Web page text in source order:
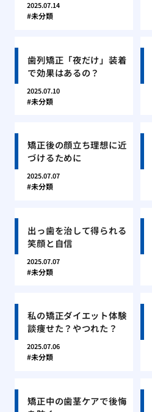
2025.07.14
未分類
歯列矯正「夜だけ」装着
で効果はあるの？
2025.07.10
未分類
矯正後の顔立ち理想に近
づけるために
2025.07.07
未分類
出っ歯を治して得られる
笑顔と自信
2025.07.07
未分類
私の矯正ダイエット体験
談痩せた？やつれた？
2025.07.06
未分類
矯正中の歯茎ケアで後悔